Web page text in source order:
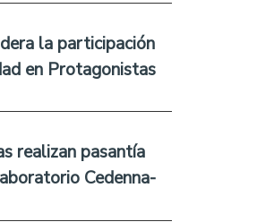
la participación
en Protagonistas
realizan pasantía
Cedenna-